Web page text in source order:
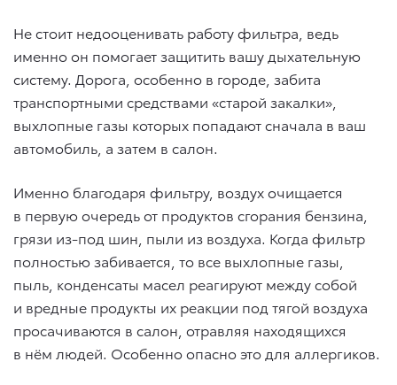
Не стоит недооценивать работу фильтра, ведь
именно он помогает защитить вашу дыхательную
систему. Дорога, особенно в городе, забита
транспортными средствами «старой закалки»,
выхлопные газы которых попадают сначала в ваш
автомобиль, а затем в салон.
Именно благодаря фильтру, воздух очищается
в первую очередь от продуктов сгорания бензина,
грязи из-под шин, пыли из воздуха. Когда фильтр
полностью забивается, то все выхлопные газы,
пыль, конденсаты масел реагируют между собой
и вредные продукты их реакции под тягой воздуха
просачиваются в салон, отравляя находящихся
в нём людей. Особенно опасно это для аллергиков.